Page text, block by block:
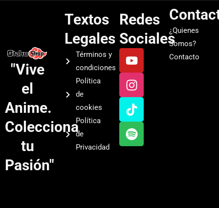
"Vive
el
Anime.
Colecciona
tu
Pasión"
Textos
Legales
Términos y
condiciones
Política
de
cookies
Política
de
Privacidad
Redes
Sociales
Y
o
u
t
u
b
e
I
n
s
t
a
g
r
a
T
i
k
t
o
k
S
p
o
t
i
f
y
¿Quienes
Somos?
Contacto